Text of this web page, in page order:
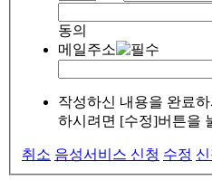
동의
메일주소
작성하신 내용을 완료
하시려면 [수정]버튼을
취소 음성서비스 신청 수정